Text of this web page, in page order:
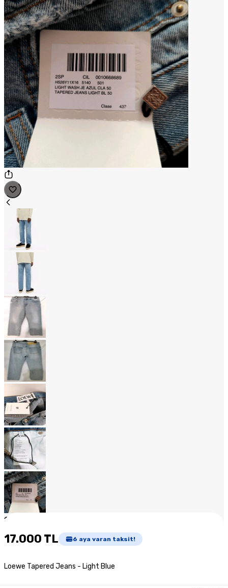
1
17.000 TL 6 aya varan taksit!
Loewe Tapered Jeans - Light Blue